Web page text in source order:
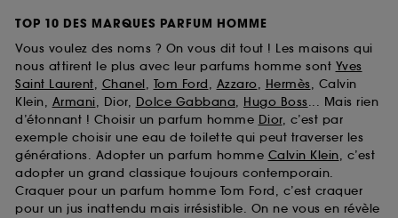
TOP 10 DES MARQUES PARFUM HOMME
Vous voulez des noms ? On vous dit tout ! Les maisons qui
nous attirent le plus avec leur parfums homme sont Yves
Saint Laurent, Chanel, Tom Ford, Azzaro, Hermès, Calvin
Klein, Armani, Dior, Dolce Gabbana, Hugo Boss... Mais rien
d’étonnant ! Choisir un parfum homme Dior, c’est par
exemple choisir une eau de toilette qui peut traverser les
générations. Adopter un parfum homme Calvin Klein, c’est
adopter un grand classique toujours contemporain.
Craquer pour un parfum homme Tom Ford, c’est craquer
pour un jus inattendu mais irrésistible. On ne vous en révèle